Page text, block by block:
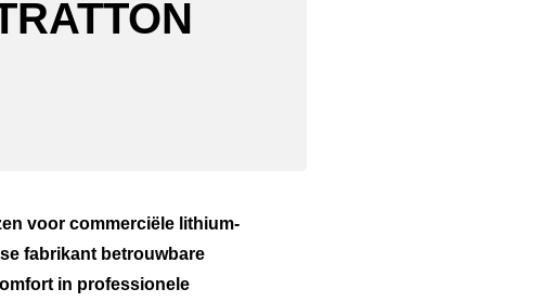
voor commerciële lithium-
fabrikant betrouwbare
in professionele